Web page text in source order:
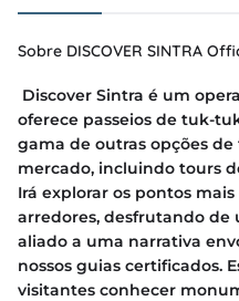
Sobre DISCOVER SINTRA
Discover Sintra é um
oferece passeios de tuk-
gama de outras opções
mercado, incluindo tours
Irá explorar os pontos
arredores, desfrutando
aliado a uma narrativa
nossos guias certificados.
visitantes conhecer